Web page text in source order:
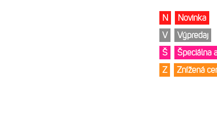
N
Novinka
V
Výpredaj
Š
Špeciálna
Z
Znížená